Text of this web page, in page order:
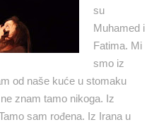
su
Muhamed i
Fatima. Mi
smo iz
od naše kuće u stomaku
znam tamo nikoga. Iz
sam rođena. Iz Irana u